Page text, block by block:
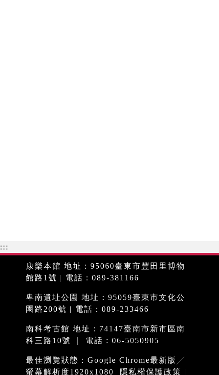
:::
康樂本館 地址：95060臺東市豐田里博物
館路1號 | 電話：089-381166
卑南遺址公園 地址：95059臺東市文化公
園路200號 | 電話：089-233466
南科考古館 地址：74147臺南市新市區南
科三路10號 ｜ 電話：06-5050905
最佳瀏覽狀態：Google Chrome最新版╱
螢幕解析度1920x1080
隱私權保護政策 |